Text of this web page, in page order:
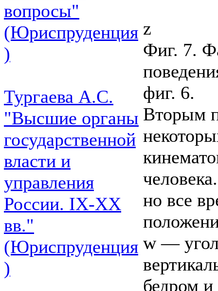
вопросы"
(Юриспруденция
)
Тургаева А.С.
"Высшие органы
государственной
власти и
управления
России. IХ-ХХ
вв."
(Юриспруденция
)
z
Фиг. 7.
фиг. 6.
Вторым
но все
w —
бедром